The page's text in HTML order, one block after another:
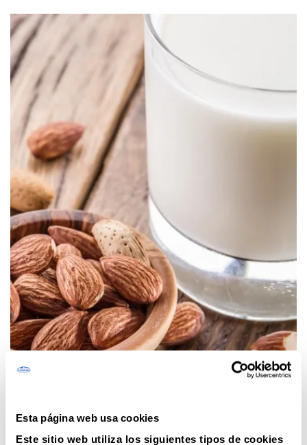
Esta página web usa cookies
Este sitio web utiliza los siguientes tipos de cookies